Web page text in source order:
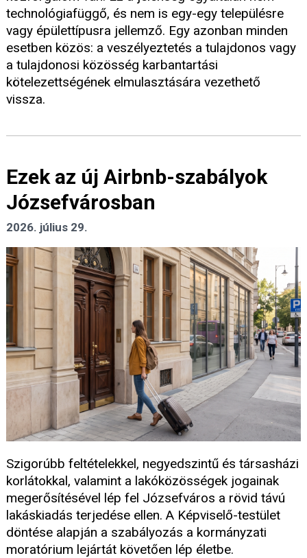
technológiafüggő, és nem is egy-egy településre
vagy épülettípusra jellemző. Egy azonban minden
esetben közös: a veszélyeztetés a tulajdonos vagy
a tulajdonosi közösség karbantartási
kötelezettségének elmulasztására vezethető
vissza.
Ezek az új Airbnb-szabályok
Józsefvárosban
2026. július 29.
Szigorúbb feltételekkel, negyedszintű és társasházi
korlátokkal, valamint a lakóközösségek jogainak
megerősítésével lép fel Józsefváros a rövid távú
lakáskiadás terjedése ellen. A Képviselő-testület
döntése alapján a szabályozás a kormányzati
moratórium lejártát követően lép életbe.